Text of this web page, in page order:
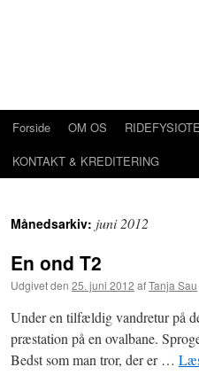
HopForside OM OS
KONTAKT & KREDITERING
Månedsarkiv: juni 2012
En ond T2
Udgivet den 25. juni 2012 afTanja Sau
Under en tilfældig vandretur på
præstation på en ovalbane.
Bedst som man tror, der er …